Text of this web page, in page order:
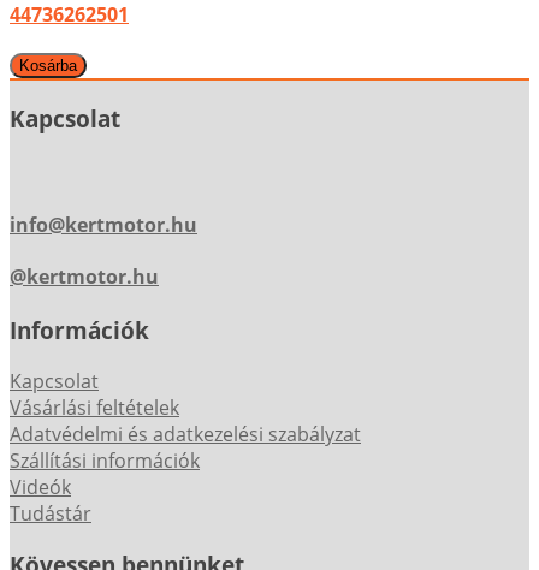
44736262501
Kapcsolat
info@kertmotor.hu
@kertmotor.hu
Információk
Kapcsolat
Vásárlási feltételek
Adatvédelmi és adatkezelési szabályzat
Szállítási információk
Videók
Tudástár